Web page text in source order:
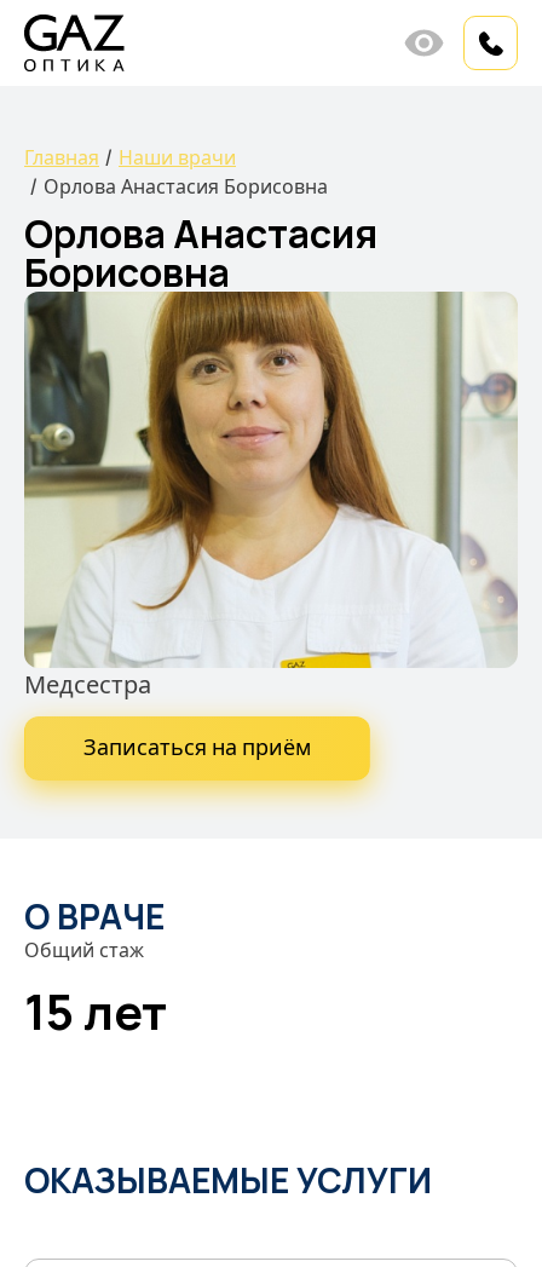
Главная
Наши врачи
Орлова Анастасия Борисовна
Орлова Анастасия
Борисовна
Медсестра
Записаться на приём
О ВРАЧЕ
Общий стаж
15 лет
ОКАЗЫВАЕМЫЕ УСЛУГИ